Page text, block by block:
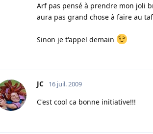
Arf pas pensé à prendre mon joli
aura pas grand chose à faire au
Sinon je t'appel demain
JC 16 juil. 2009
C'est cool ca bonne initiative!!!